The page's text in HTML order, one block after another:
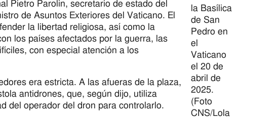
la Basílica
de San
Pedro en
el
Vaticano
el 20 de
abril de
2025.
(Foto
CNS/Lola
Pietro Parolin, secretario de estado del
de Asuntos Exteriores del Vaticano. El
la libertad religiosa, así como la
los países afectados por la guerra, las
con especial atención a los
era estricta. A las afueras de la plaza,
antidrones, que, según dijo, utiliza
del operador del dron para controlarlo.